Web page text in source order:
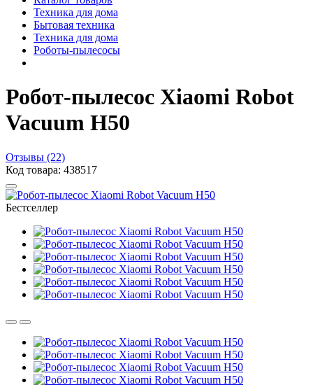
Техника для дома
Бытовая техника
Техника для дома
Роботы-пылесосы
Робот-пылесос Xiaomi Robot
Vacuum H50
Отзывы (22)
Код товара: 438517
Бестселлер